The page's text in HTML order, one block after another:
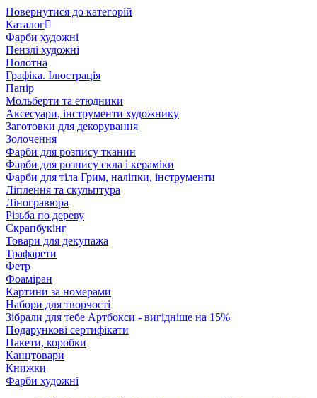
Повернутися до категорій
Каталог
Фарби художні
Пензлі художні
Полотна
Графіка. Ілюстрація
Папір
Мольберти та етюдники
Аксесуари, інструменти художнику
Заготовки для декорування
Золочення
Фарби для розпису тканин
Фарби для розпису скла і кераміки
Фарби для тіла Грим, наліпки, інструменти
Ліплення та скульптура
Ліногравюра
Різьба по дереву
Скрапбукінг
Товари для декупажа
Трафарети
Фетр
Фоаміран
Картини за номерами
Набори для творчості
Зібрали для тебе Артбокси - вигідніше на 15%
Подарункові сертифікати
Пакети, коробки
Канцтовари
Книжки
Фарби художні